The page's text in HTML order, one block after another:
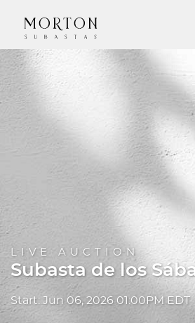
LIVE AUCTION
Subasta de los
Start: Jun 06, 2026 01:00PM EDT